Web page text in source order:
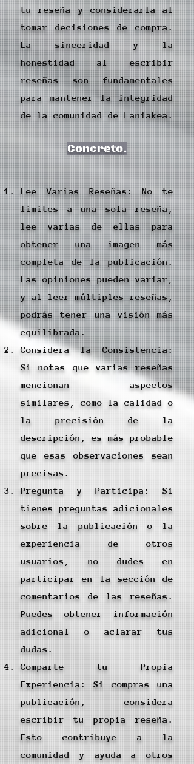
tu reseña y considerarla al
tomar decisiones de compra.
La sinceridad y la
honestidad al escribir
reseñas son fundamentales
para mantener la integridad
de la comunidad de Laniakea.
Concreto.
Lee Varias Reseñas: No te
limites a una sola reseña;
lee varias de ellas para
obtener una imagen más
completa de la publicación.
Las opiniones pueden variar,
y al leer múltiples reseñas,
podrás tener una visión más
equilibrada.
Considera la Consistencia:
Si notas que varias reseñas
mencionan aspectos
similares, como la calidad o
la precisión de la
descripción, es más probable
que esas observaciones sean
precisas.
Pregunta y Participa: Si
tienes preguntas adicionales
sobre la publicación o la
experiencia de otros
usuarios, no dudes en
participar en la sección de
comentarios de las reseñas.
Puedes obtener información
adicional o aclarar tus
dudas.
Comparte tu Propia
Experiencia: Si compras una
publicación, considera
escribir tu propia reseña.
Esto contribuye a la
comunidad y ayuda a otros